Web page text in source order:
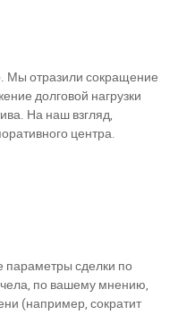
Мы отразили сокращение
долговой нагрузки
На наш взгляд,
центра.
параметры сделки по
по вашему мнению,
(например, сократит